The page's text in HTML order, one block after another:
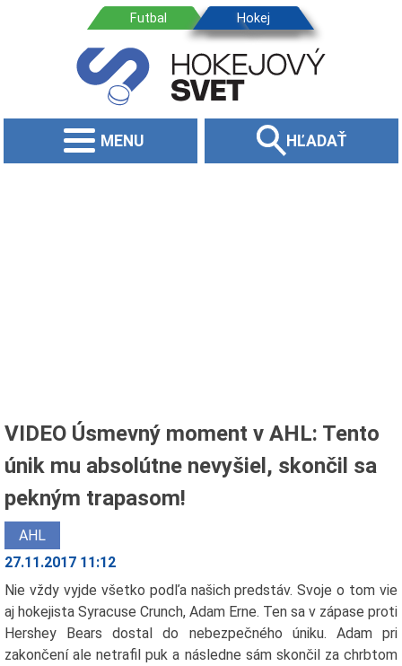
MENU HĽADAŤ
VIDEO Úsmevný moment v AHL: Tento
únik mu absolútne nevyšiel, skončil sa
pekným trapasom!
AHL
27.11.2017 11:12
Nie vždy vyjde všetko podľa našich predstáv. Svoje o tom vie
aj hokejista Syracuse Crunch, Adam Erne. Ten sa v zápase proti
Hershey Bears dostal do nebezpečného úniku. Adam pri
zakončení ale netrafil puk a následne sám skončil za chrbtom